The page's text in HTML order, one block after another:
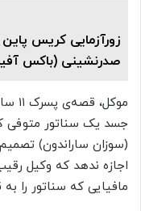
زورآزمایی کریس پاین
صدرنشینی (باکس
جسد یک سناتور متوفی
(سوزان ساراندون)
اجازه ندهد که وکیل
مافیایی که سناتور را به